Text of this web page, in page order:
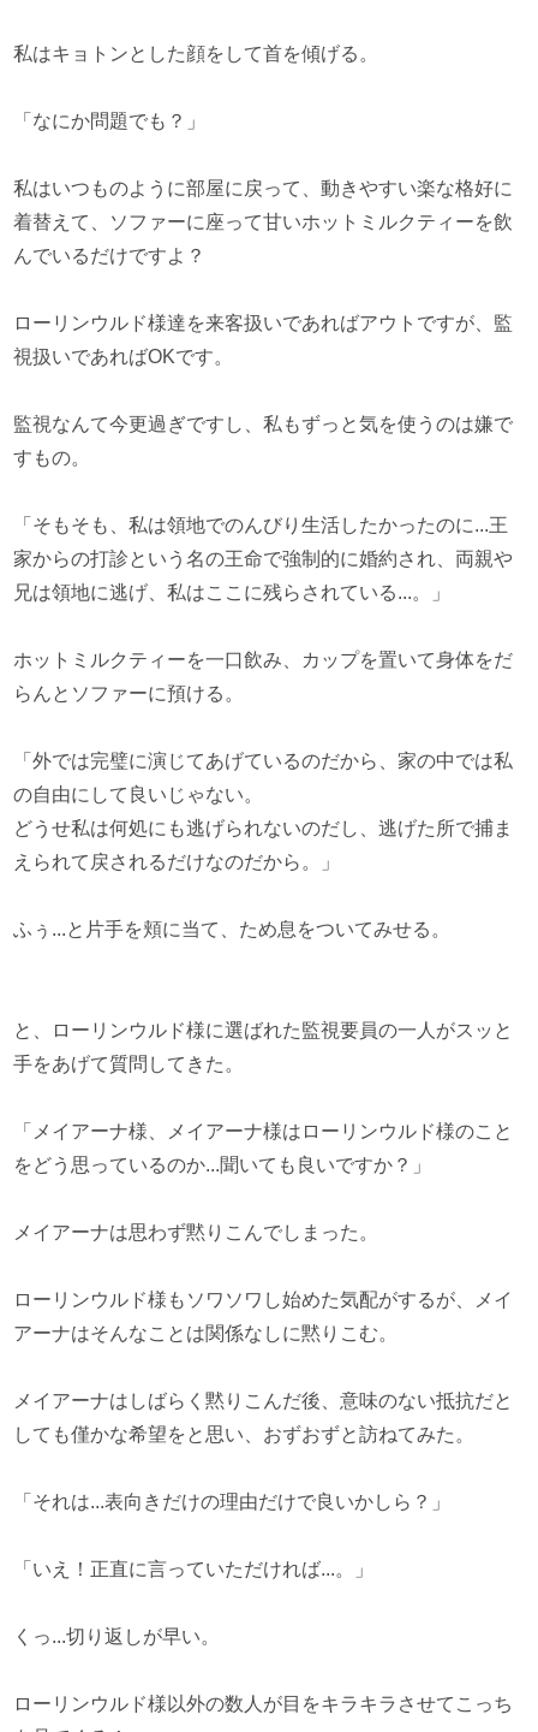
私はキョトンとした顔をして首を傾げる。
「なにか問題でも？」
私はいつものように部屋に戻って、動きやすい楽な格好に
着替えて、ソファーに座って甘いホットミルクティーを飲
んでいるだけですよ？
ローリンウルド様達を来客扱いであればアウトですが、監
視扱いであればOKです。
監視なんて今更過ぎですし、私もずっと気を使うのは嫌で
すもの。
「そもそも、私は領地でのんびり生活したかったのに...王
家からの打診という名の王命で強制的に婚約され、両親や
兄は領地に逃げ、私はここに残らされている...。」
ホットミルクティーを一口飲み、カップを置いて身体をだ
らんとソファーに預ける。
「外では完璧に演じてあげているのだから、家の中では私
の自由にして良いじゃない。
どうせ私は何処にも逃げられないのだし、逃げた所で捕ま
えられて戻されるだけなのだから。」
ふぅ...と片手を頬に当て、ため息をついてみせる。
と、ローリンウルド様に選ばれた監視要員の一人がスッと
手をあげて質問してきた。
「メイアーナ様、メイアーナ様はローリンウルド様のこと
をどう思っているのか...聞いても良いですか？」
メイアーナは思わず黙りこんでしまった。
ローリンウルド様もソワソワし始めた気配がするが、メイ
アーナはそんなことは関係なしに黙りこむ。
メイアーナはしばらく黙りこんだ後、意味のない抵抗だと
しても僅かな希望をと思い、おずおずと訪ねてみた。
「それは...表向きだけの理由だけで良いかしら？」
「いえ！正直に言っていただければ...。」
くっ...切り返しが早い。
ローリンウルド様以外の数人が目をキラキラさせてこっち